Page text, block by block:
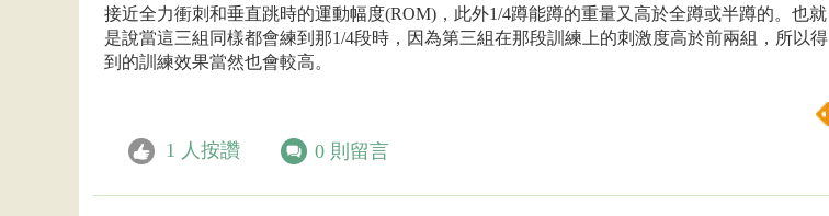
接近全力衝刺和垂直跳時的運動幅度(ROM)，此外1/4蹲能蹲的重量又高於全蹲或半蹲的。也就
是說當這三組同樣都會練到那1/4段時，因為第三組在那段訓練上的刺激度高於前兩組，所以得
到的訓練效果當然也會較高。
1 人按讚 0 則留言